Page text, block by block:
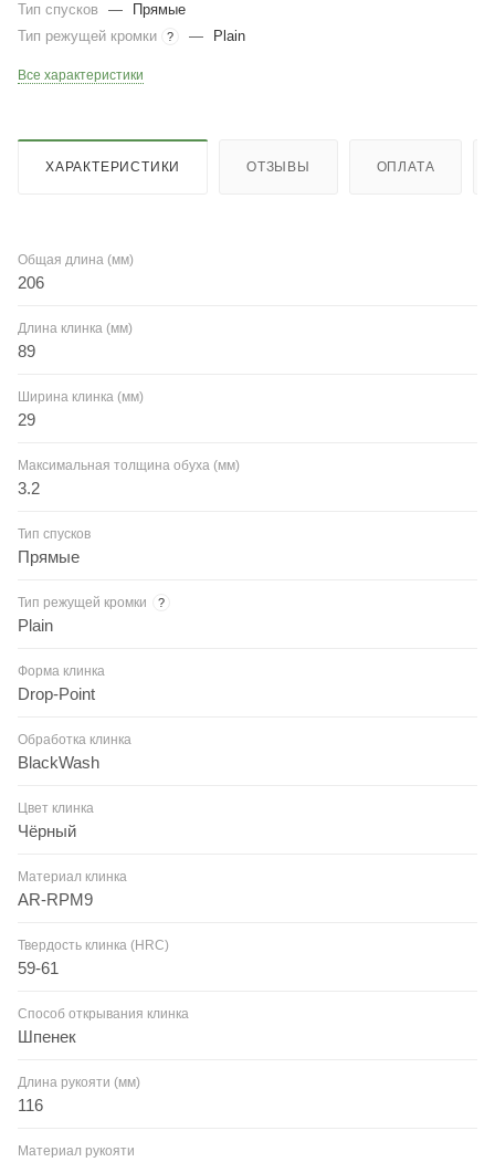
Тип спусков
—
Прямые
Тип режущей кромки
? — Plain
Все характеристики
ХАРАКТЕРИСТИКИ ОТЗЫВЫ ОПЛАТА
Общая длина (мм)
206
Длина клинка (мм)
89
Ширина клинка (мм)
29
Максимальная толщина обуха (мм)
3.2
Тип спусков
Прямые
Тип режущей кромки ?
Plain
Форма клинка
Drop-Point
Обработка клинка
BlackWash
Цвет клинка
Чёрный
Материал клинка
AR-RPM9
Твердость клинка (HRC)
59-61
Способ открывания клинка
Шпенек
Длина рукояти (мм)
116
Материал рукояти